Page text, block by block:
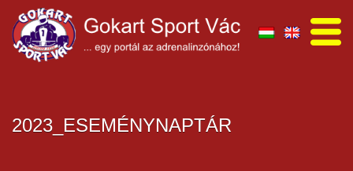
2023_ESEMÉNYNAPTÁR